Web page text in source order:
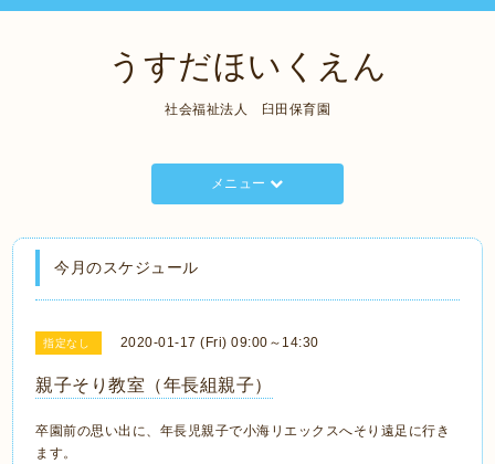
うすだほいくえん
社会福祉法人 臼田保育園
メニュー
今月のスケジュール
指定なし 2020-01-17 (Fri) 09:00～14:30
親子そり教室（年長組親子）
卒園前の思い出に、年長児親子で小海リエックスへそり遠足に行き
ます。